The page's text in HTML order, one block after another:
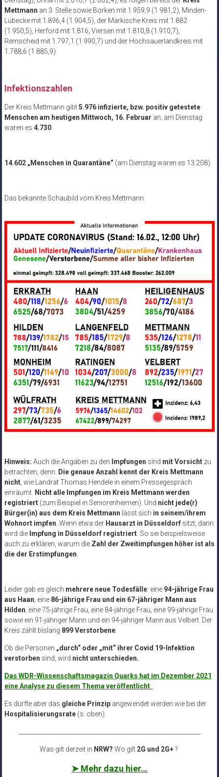
Mettmann an 3. Stelle sowie Borken mit 1.959,9 (1.981,2), Minden-
Lübecke mit 1.896,4 (1.904,5), der Märkische Kreis mit 1.882
(1.950,5), Herford mit 1.816, Viersen mit 1.810,8 (1.910,7),
Remscheid mit 1.797,1 (1.990,7) und der Hochsauerlandkreis mit
1.788,6 (1.885,9).
Infektionszahlen
Der Kreis Mettmann gibt5.976 infizierte, bzw. positiv getestete
Menschen am heutigen Mittwoch, 16. Februar an; am Dienstag
waren es 4.730.
14.602 „Menschen in Quarantäne“ (am Dienstag waren es 13.208).
Das bekannte Schaubild vom Kreis Mettmann:
Hinweis: Auch die Angaben zu den Impfungen sind mit Vorsichtzu
betrachten, denn: Die genaue Anzahl kennt der Kreis Mettmann
nicht, wie Landrat Thomas Hendele in einem Pressegespräch
einräumt. Nicht alle Impfungen im Kreis Mettmann werden
registriert(zum Beispiel in Seniorenheimen). Und nicht jede(r)
Bürger(in) aus dem Kreis Mettmann lässt sich in seinem/ihrem
Wohnort impfen . Wenn etwa der Hausarzt in Düsseldorfsitzt, dann
wird die Impfung in Düsseldorf registriert. So sei beispielsweise
auch zu erklären, warum die Zahl der Zweitimpfungen höher ist als
die der Erstimpfungen
Leider gab es gleich mehrere neue Todesfälle: eine 94-jährige Frau
aus Haan , eine 86-jährige Frau und ein 67-jähriger Mann aus
Hilden , eine 75-jährige Frau, eine 84-jährige Frau, eine 99-jährige Frau
sowie ein 91-jähriger Mann und ein 94-jähriger Mann aus Velbert. Der
Kreis zählt bislang 899 Verstorbene.
Ob die Personen „durch“ oder „mit“ ihrer Covid 19-Infektion
verstorben sind, wird nicht unterschieden.
Das WDR-Wissenschaftsmagazin Quarks hat im Dezember 2021
eine Analyse zu diesem Thema veröffentlicht.
Es dürfte aber das gleiche Prinzipangewendet werden wie bei der
Hospitalisierungsrate(s. oben).
Was gilt derzeit in NRW? Wo gilt 2G und 2G+?
➤ Mehr dazu hier…